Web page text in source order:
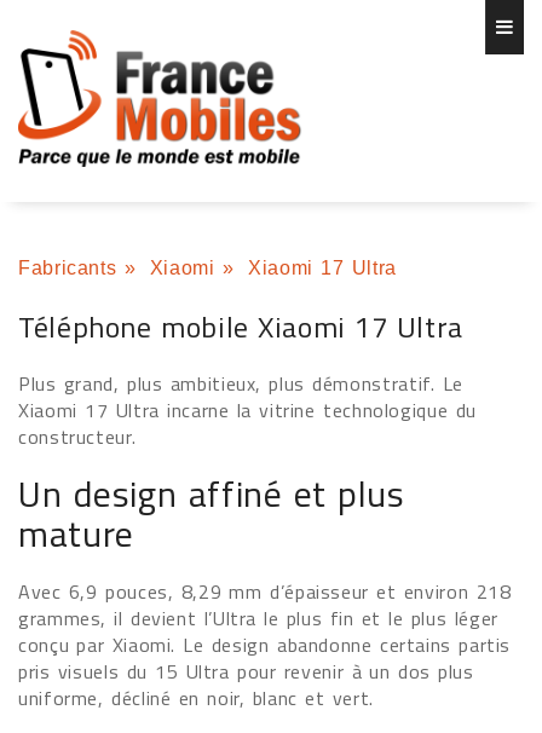
Fabricants » Xiaomi » Xiaomi 17 Ultra
Téléphone mobile Xiaomi 17 Ultra
Plus grand, plus ambitieux, plus démonstratif. Le
Xiaomi 17 Ultra incarne la vitrine technologique du
constructeur.
Un design affiné et plus
mature
Avec 6,9 pouces, 8,29 mm d’épaisseur et environ 218
grammes, il devient l’Ultra le plus fin et le plus léger
conçu par Xiaomi. Le design abandonne certains partis
pris visuels du 15 Ultra pour revenir à un dos plus
uniforme, décliné en noir, blanc et vert.